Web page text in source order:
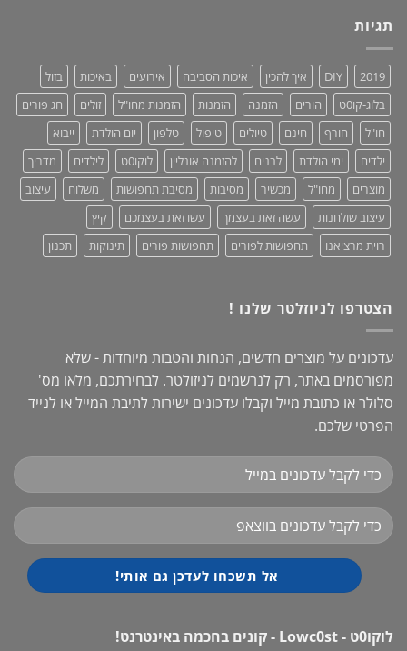
2019:
נוחות,
אופנתיות
+
מחמאות!
תגיות
2019
DIY איך להכין איכות הסביבה אירועים באיכות
בזול
בלוג-קו0ט
הורים הזמנה הזמנות הזמנות מחו"ל זולים
חג פורים
חו"ל
חורף חינם טיולים טיפול טלפון יום הולדת
ייבוא
ילדים
ימי הולדת לבנים להזמנה אונליין לוקו0ט לילדים
מדריך
מוצרים
מחו"ל מכשיר מסיבות מסיבת תחפושות משלוח
עיצוב
עיצוב שולחנות
עשה זאת בעצמך עשו זאת בעצמכם
קיץ
רוית מרציאנו
תחפושות לפורים תחפושות פורים תינוקות תכנון
הצטרפו לניוזלטר שלנו !
עדכונים על מוצרים חדשים, הנחות והטבות מיוחדות - שלא
מפורסמים באתר, רק לנרשמים לניזולטר. לבחירתכם, מלאו מס'
סלולר או כתובת מייל וקבלו עדכונים ישירות לתיבת המייל או לנייד
הפרטי שלכם.
לוקו0ט - Lowc0st - קונים בחכמה באינטרנט!